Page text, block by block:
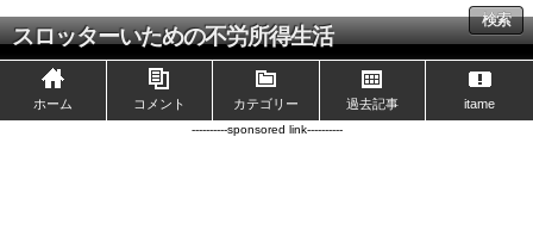
スロッターいための不労所得生活
検索
ホーム コメント カテゴリー 過去記事 itame
----------sponsored link----------